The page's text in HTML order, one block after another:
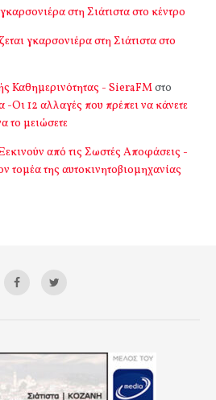
στη Σιάτιστα στο κέντρο
γκαρσονιέρα στη Σιάτιστα στο
Καθημερινότητας - SieraFMστο
-Οι 12 αλλαγές που πρέπει να κάνετε
το μειώσετε
από τις Σωστές Αποφάσεις -
τομέα της αυτοκινητοβιομηχανίας